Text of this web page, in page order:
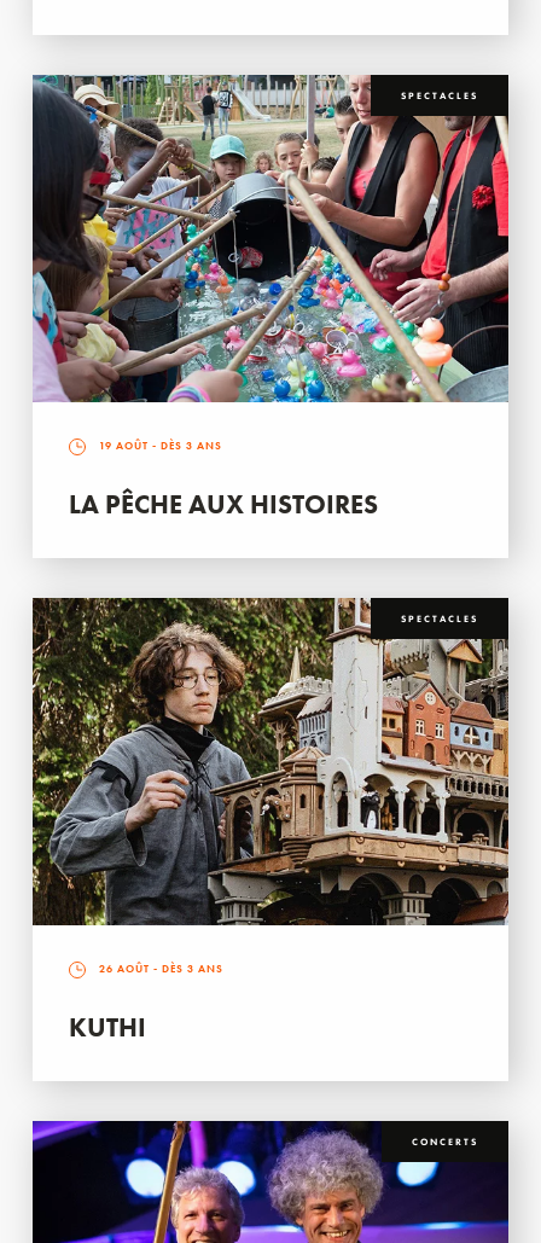
SPECTACLES
19 AOÛT - DÈS 3 ANS
LA PÊCHE AUX HISTOIRES
SPECTACLES
26 AOÛT - DÈS 3 ANS
KUTHI
CONCERTS